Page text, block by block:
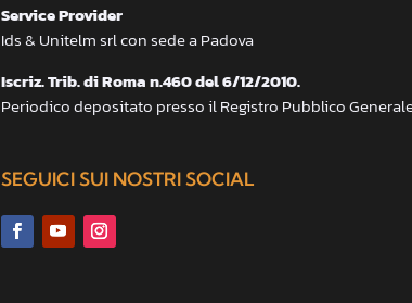
Service Provider
Ids & Unitelm srl con sede a Padova
Iscriz. Trib. di Roma n.460 del 6/12/2010.
Periodico depositato presso il Registro Pubblico
SEGUICI SUI NOSTRI SOCIAL